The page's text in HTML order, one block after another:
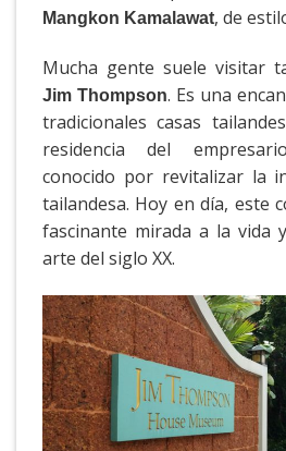
Mangkon Kamalawat, de
Mucha gente suele visitar
Jim Thompson. Es una
tradicionales casas
residencia del
conocido por revitalizar la
tailandesa. Hoy en día, este
fascinante mirada a la vida
arte del siglo XX.